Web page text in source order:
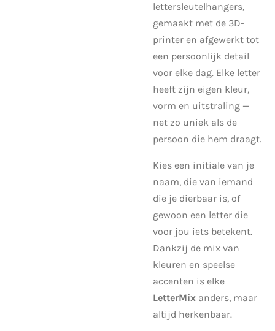
lettersleutelhangers,
gemaakt met de 3D-
printer en afgewerkt tot
een persoonlijk detail
voor elke dag. Elke letter
heeft zijn eigen kleur,
vorm en uitstraling —
net zo uniek als de
persoon die hem draagt.
Kies een initiale van je
naam, die van iemand
die je dierbaar is, of
gewoon een letter die
voor jou iets betekent.
Dankzij de mix van
kleuren en speelse
accenten is elke
LetterMix anders, maar
altijd herkenbaar.